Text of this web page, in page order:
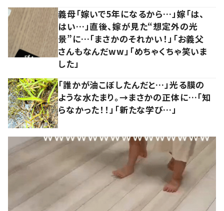
義母「嫁いで5年になるから…」嫁「は、
はい…」直後、嫁が見た“想定外の光
景”に…「まさかのそれかい！」「お義父
さんもなんだww」「めちゃくちゃ笑いま
した」
「誰かが油こぼしたんだと…」光る膜の
ような水たまり。→まさかの正体に…「知
らなかった！！」「新たな学び…」